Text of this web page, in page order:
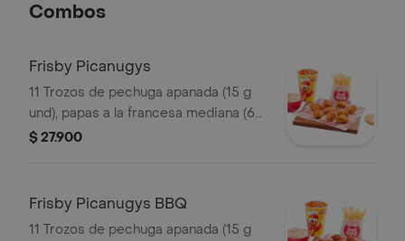
Combos
Frisby Picanugys
11 Trozos de pechuga apanada (15 g
und), papas a la francesa mediana (60
g), ensalada de repollo personal (145
$ 27.900
Frisby Picanugys BBQ
11 Trozos de pechuga apanada (15 g